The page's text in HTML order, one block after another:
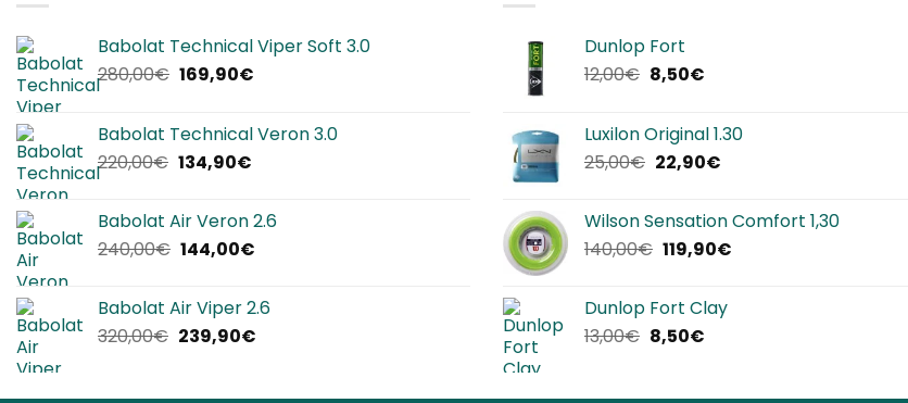
Babolat Technical Viper Soft 3.0
280,00€ Il
era:
280,00€.
169,90€Il
è:
Babolat Technical Veron 3.0
220,00€ Il
era:
220,00€.
134,90€Il
è:
134,90€.
Babolat Air Veron 2.6
240,00€ Il
era:
240,00€.
144,00€Il
è:
144,00€.
Babolat Air Viper 2.6
320,00€ Il
239,90€Il
Dunlop Fort
12,00€ Il
era:
12,00€.
8,50€Il
è:
8,50€.
Luxilon Original 1.30
25,00€ Il
era:
25,00€.
22,90€Il
è:
22,90€.
Wilson Sensation Comfort 1,30
140,00€ Il
era:
140,00€.
119,90€Il
Dunlop Fort Clay
13,00€ Il
8,50€Il